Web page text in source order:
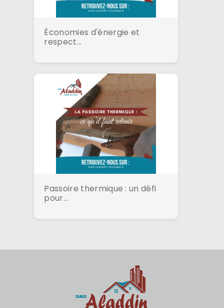
Économies d'énergie et
respect...
Passoire thermique : un défi
pour...